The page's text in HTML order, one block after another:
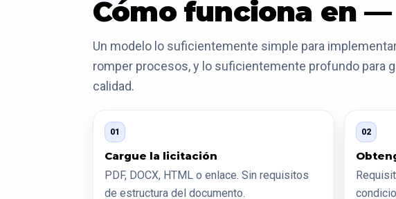
Cómo funciona en
Un modelo lo suficientemente simple para
romper procesos, y lo suficientemente profundo para
calidad.
01
Cargue la licitación
PDF, DOCX, HTML o enlace. Sin requisitos
de estructura del documento.
02